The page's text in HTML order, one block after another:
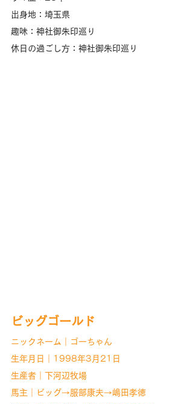
出身地：埼玉県
趣味：神社御朱印巡り
休日の過ごし方：神社御朱印巡り
ビッグゴールド
ニックネーム｜ゴーちゃん
生年月日｜1998年3月21日
生産者｜下河辺牧場
馬主｜ビッグ→服部康夫→嶋田孝徳